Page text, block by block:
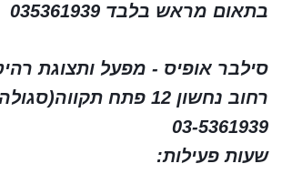
בתאום מראש בלבד 035361939
סילבר אופיס - מפעל ותצוגת
רחוב נחשון 12 פתח תקווה(סגולה)
03-5361939
שעות פעילות: